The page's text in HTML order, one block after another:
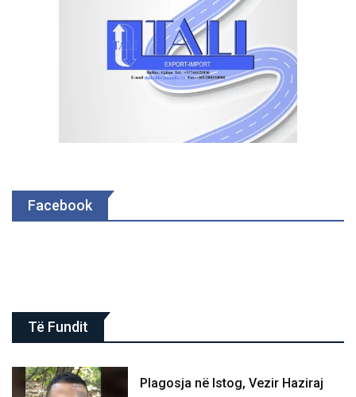
Facebook
Të Fundit
Plagosja në Istog, Vezir Haziraj